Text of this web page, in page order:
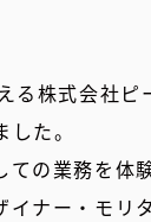
株式会社ピ
た。
の業務を体
ナー・モリ